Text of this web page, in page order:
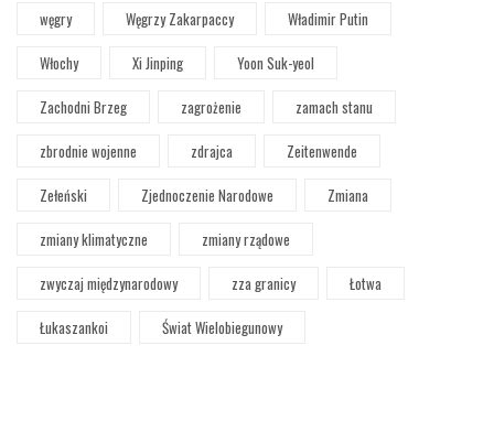
węgry
Węgrzy Zakarpaccy
Władimir Putin
Włochy
Xi Jinping
Yoon Suk-yeol
Zachodni Brzeg
zagrożenie
zamach stanu
zbrodnie wojenne
zdrajca
Zeitenwende
Zełeński
Zjednoczenie Narodowe
Zmiana
zmiany klimatyczne
zmiany rządowe
zwyczaj międzynarodowy
zza granicy
Łotwa
Łukaszankoi
Świat Wielobiegunowy